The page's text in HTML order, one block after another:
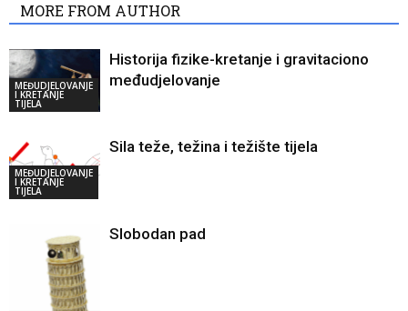
MORE FROM AUTHOR
MEĐUDJELOVANJE
I KRETANJE
TIJELA
Historija fizike-kretanje i gravitaciono
međudjelovanje
MEĐUDJELOVANJE
I KRETANJE
TIJELA
Sila teže, težina i težište tijela
Slobodan pad